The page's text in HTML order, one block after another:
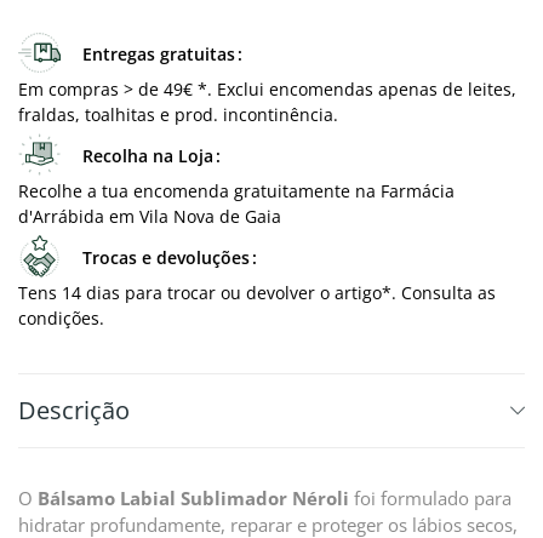
Entregas gratuitas
Em compras > de 49€ *. Exclui encomendas apenas de leites,
fraldas, toalhitas e prod. incontinência.
Recolha na Loja
Recolhe a tua encomenda gratuitamente na Farmácia
d'Arrábida em Vila Nova de Gaia
Trocas e devoluções
Tens 14 dias para trocar ou devolver o artigo*. Consulta as
condições.
Descrição
O Bálsamo Labial Sublimador Néroli foi formulado para
hidratar profundamente, reparar e proteger os lábios secos,